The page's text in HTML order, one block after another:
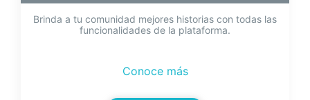
Brinda a tu comunidad mejores historias con todas las
funcionalidades de la plataforma.
Conoce más